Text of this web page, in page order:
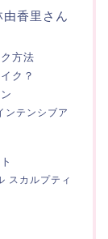
由香里さん
方法
ク？
ンテンシブア
スカルプティ